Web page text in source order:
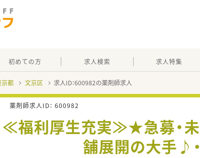
初めての方 求人検索 求人特集
京都 文京区 求人ID：600982の薬剤師求人
薬剤師求人ID： 600982
≪福利厚生充実≫★急募・
舗展開の大手♪